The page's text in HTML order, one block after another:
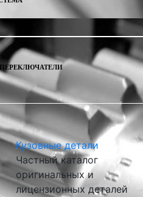
Кузовные детали
Частный каталог
оригинальных и
лицензионных деталей